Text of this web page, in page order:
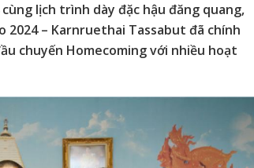
lịch trình dày đặc hậu đăng quang,
2024 – Karnruethai Tassabut đã chính
chuyến Homecoming với nhiều hoạt